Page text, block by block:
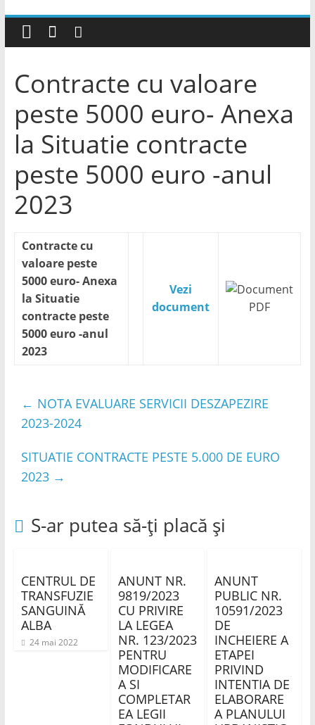
Contracte cu valoare
peste 5000 euro- Anexa
la Situatie contracte
peste 5000 euro -anul
2023
Contracte cu
valoare peste
5000 euro- Anexa
la Situatie
contracte peste
5000 euro -anul
2023
Vezi
document
← NOTA EVALUARE SERVICII DESZAPEZIRE
2023-2024
SITUATIE CONTRACTE PESTE 5.000 DE EURO
2023 →
S-ar putea să-ți placă și
CENTRUL DE
TRANSFUZIE
SANGUINĂ
ALBA
24 mai 2022
ANUNT NR.
9819/2023
CU PRIVIRE
LA LEGEA
NR. 123/2023
PENTRU
MODIFICARE
A SI
COMPLETAR
EA LEGII
ANUNT
PUBLIC NR.
10591/2023
DE
INCHEIERE A
ETAPEI
PRIVIND
INTENTIA DE
ELABORARE
A PLANULUI